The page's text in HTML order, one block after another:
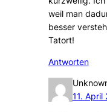
weil man
besser
Tatort!
Antworten
11. April